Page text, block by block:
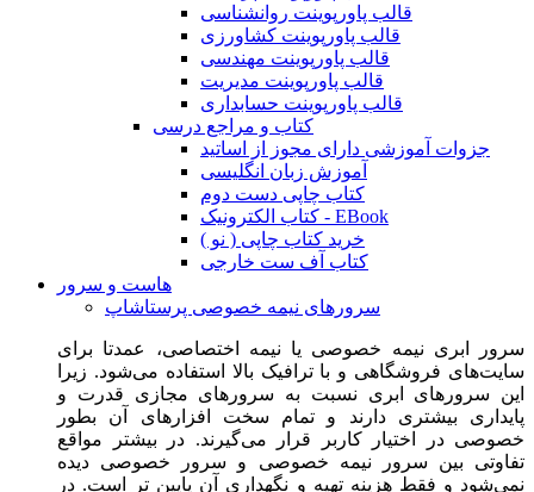
قالب پاورپوینت روانشناسی
قالب پاورپوینت کشاورزی
قالب پاورپوینت مهندسی
قالب پاورپوینت مدیریت
قالب پاورپوینت حسابداری
کتاب و مراجع درسی
جزوات آموزشی دارای مجوز از اساتید
آموزش زبان انگلیسی
کتاب چاپی دست دوم
کتاب الکترونیک - EBook
خرید کتاب چاپی ( نو )
کتاب آف ست خارجی
هاست و سرور
سرورهای نیمه خصوصی پرستاشاپ
سرور ابری نیمه خصوصی یا نیمه اختصاصی، عمدتا برای
سایت‌های فروشگاهی و با ترافیک بالا استفاده می‌شود. زیرا
این سرورهای ابری نسبت به سرورهای مجازی قدرت و
پایداری بیشتری دارند و تمام سخت افزارهای آن بطور
خصوصی در اختیار کاربر قرار می‌گیرند. در بیشتر مواقع
تفاوتی بین سرور نیمه خصوصی و سرور خصوصی دیده
نمی‌شود و فقط هزینه تهیه و نگهداری آن پایین تر است. در